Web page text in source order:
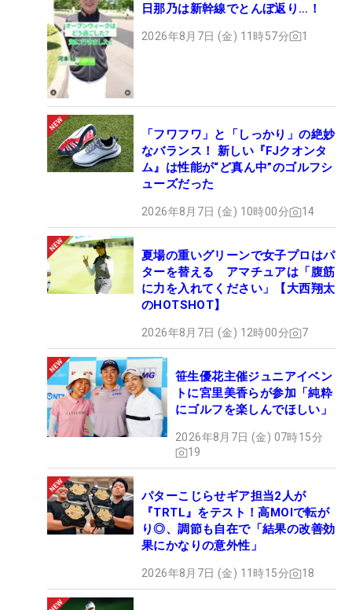
日那乃は新幹線でとんぼ返り…！
2026年8月7日 (金) 11時57分 1
「フワフワ」と「しっかり」の絶妙
なバランス！ 新しい『FJクオンタ
ム』は性能が“ど真ん中”のゴルフシ
ューズだった
2026年8月7日 (金) 10時00分 14
夏場の重いグリーンで女子プロはパ
ターを替える アマチュアは「腹筋
に力を入れてください」【大西翔太
のHOTSHOT】
2026年8月7日 (金) 12時00分 7
笹生優花主催ジュニアイベン
トに宮里美香らが参加「純粋
にゴルフを楽しんでほしい」
2026年8月7日 (金) 07時15分
19
パターこじらせギア担当2人が
『TRTL』をテスト！高MOIで転が
り◎、調節も自在で「結果の改善効
果にかなりの意外性」
2026年8月7日 (金) 11時15分 18